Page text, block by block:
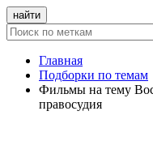
найти
Главная
Подборки по темам
Фильмы на тему
правосудия